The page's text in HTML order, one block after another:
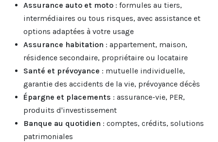
Assurance auto et moto : formules au tiers,
intermédiaires ou tous risques, avec assistance et
options adaptées à votre usage
Assurance habitation : appartement, maison,
résidence secondaire, propriétaire ou locataire
Santé et prévoyance : mutuelle individuelle,
garantie des accidents de la vie, prévoyance décès
Épargne et placements : assurance-vie, PER,
produits d'investissement
Banque au quotidien : comptes, crédits, solutions
patrimoniales